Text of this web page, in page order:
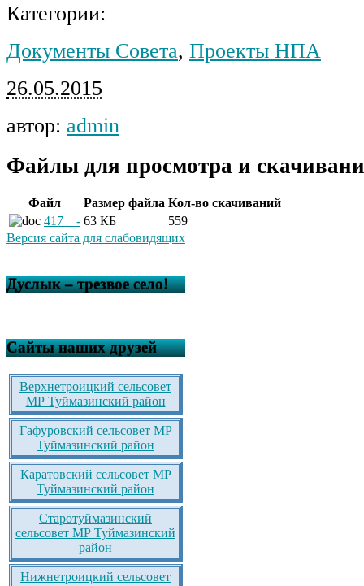
Категории:
Документы Совета, Проекты НПА
26.05.2015
автор: admin
Файлы для просмотра и
Файл Размер файла Кол-во скачиваний
417__- 63 КБ
559
Версия сайта для слабовидящих
Дуслык – трезвое село!
Сайты наших друзей
Верхнетроицкий сельсовет
МР Туймазинский район
Гафуровский сельсовет МР
Туймазинский район
Каратовский сельсовет МР
Туймазинский район
Старотуймазинский
сельсовет МР Туймазинский
район
Нижнетроицкий сельсовет